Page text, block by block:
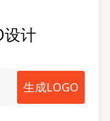
设计
生成LOGO